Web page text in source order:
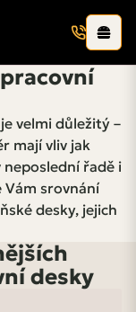
velmi důležitý –
mají vliv jak
řadě i
Vám srovnání
desky, jejich
desky